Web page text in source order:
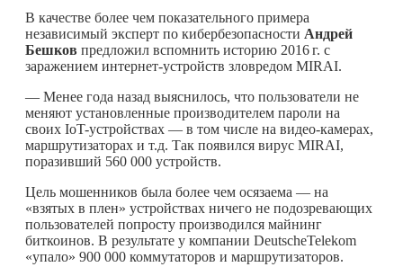
В качестве более чем показательного примера
независимый эксперт по кибербезопасности Андрей
Бешков предложил вспомнить историю 2016 г. с
заражением интернет-устройств зловредом MIRAI.
— Менее года назад выяснилось, что пользователи не
меняют установленные производителем пароли на
своих IoT-устройствах — в том числе на видео-камерах,
маршрутизаторах и т.д. Так появился вирус MIRAI,
поразивший 560 000 устройств.
Цель мошенников была более чем осязаема — на
«взятых в плен» устройствах ничего не подозревающих
пользователей попросту производился майнинг
биткоинов. В результате у компании DeutscheTelekom
«упало» 900 000 коммутаторов и маршрутизаторов.